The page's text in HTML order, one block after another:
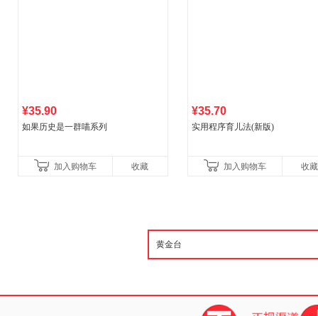
¥35.90
如果历史是一群喵系列
加入购物车 收藏
¥35.70
实用程序育儿法(新版)
加入购物车 收藏